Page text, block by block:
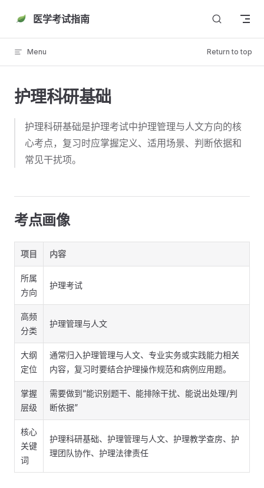
Skip to content
医学考试指南
Menu Return to top
护理科研基础
护理科研基础是护理考试中护理管理与人文方向的核
心考点，复习时应掌握定义、适用场景、判断依据和
常见干扰项。
考点画像
项目 内容
所属
方向
护理考试
高频
分类
护理管理与人文
大纲
定位
通常归入护理管理与人文、专业实务或实践能力相关
内容，复习时要结合护理操作规范和病例应用题。
掌握
层级
需要做到“能识别题干、能排除干扰、能说出处理/判
断依据”
核心
关键
词
护理科研基础、护理管理与人文、护理教学查房、护
理团队协作、护理法律责任